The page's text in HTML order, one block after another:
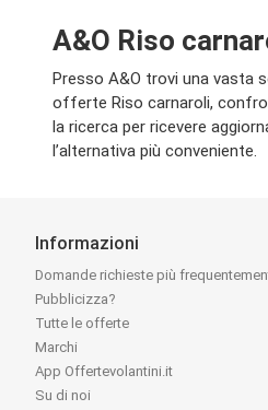
A&O Riso
Presso A&O trovi una vasta
offerte Riso carnaroli,
la ricerca per ricevere
l’alternativa più conveniente.
Informazioni
Domande richieste più
Pubblicizza?
Tutte le offerte
Marchi
App Offertevolantini.it
Su di noi